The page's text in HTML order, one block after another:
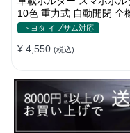
10色 重力式 自動開閉 全
種 ミニ 片手操作 全機種
トヨタ イプサム対応
¥ 4,550 (税込)